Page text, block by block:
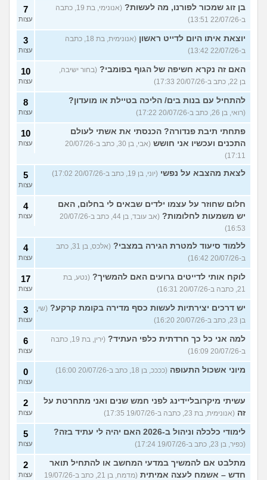
בן זוג שמכור לפורנו, מה לעשות?
(אנונימי, בת 19, כתבה
ב-22/07/26 13:51)
7
עצות
יוצאת איתו היום לדייט ראשון
(אנונימית, בת 18, כתבה
ב-22/07/26 13:42)
3
עצות
האם זה נקרא חשיפה של הגוף בפומבי? (בחור ישיבה,
בן 22, כתב ב-20/07/26 17:33)
10
עצות
להתחיל עם בנות בים/ הליכה בטיילת או מועדון?
(רואי, בן 26, כתב ב-20/07/26 17:22)
8
עצות
פתחתי תיבת פנדורה? הכנסתי את אשתי לעולם
התכנים ועכשיו אני חושש
(אבי, בן 30, כתב ב-20/07/26
17:11)
10
עצות
לצאת מהצבא על נפשי (יוני, בן 19, כתב ב-20/07/26 17:02) 5
עצות
חלום שחוזר על עצמו ילדים שבאים לי בחלום, האם
יש משמעות לחלומות?
(אב עובד, בן 44, כתב ב-20/07/26
16:53)
4
עצות
ללמוד סיעוד למטרת הגירה במצבי?
(אלכס, בן 31, כתב
ב-20/07/26 16:42)
4
עצות
לוקח אותי לדייטים גרועים האם להמשיך? (נטע, בת
21, כתבה ב-20/07/26 16:31)
17
עצות
יש דרכים יצירתיות לעשות כסף מדירה בקומת קרקע? (שי,
בן 23, כתב ב-20/07/26 16:20)
3
עצות
למה אני כל כך חרדתית כלפי העתיד?
(ירין, בת 19, כתבה
ב-20/07/26 16:09)
6
עצות
מיוני אשכול התעופה (ככככ, בן 18, כתב ב-20/07/26 16:00) 0
עצות
עשיתי מיקרובליידינג לפני חמש שנים ואני מתחרטת על
זה (אנונימית, בת 23, כתבה ב-19/07/26 17:35)
2
עצות
לימודי כלכלה וניהול ב-2026 האם יהיה לי עתיד בזה?
(כפיר, בן 23, כתב ב-19/07/26 17:24)
5
עצות
מתלבט אם להמשיך במדעי המחשב או להתחיל תואר
חדש – אשמח לעצה אמיתית
(מדמח, בן 21, כתב ב-19/07/26
2
עצות